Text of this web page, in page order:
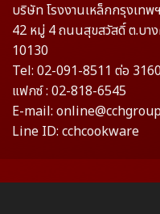
บริษัท โรงงานเหล็กกรุงเทพ
42 หมู่ 4 ถนนสุขสวัสดิ์ ต.บาง
10130
Tel: 02-091-8511 ต่อ
แฟกซ์ : 02-818-6545
E-mail:
Line ID: cchcookware